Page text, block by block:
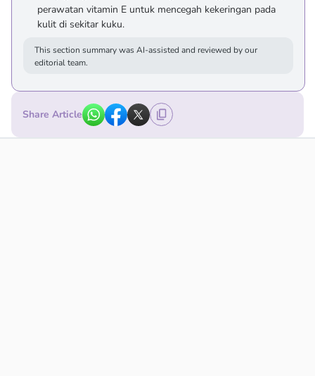
perawatan vitamin E untuk mencegah kekeringan pada
kulit di sekitar kuku.
This section summary was AI-assisted and reviewed by our
editorial team.
Share Article